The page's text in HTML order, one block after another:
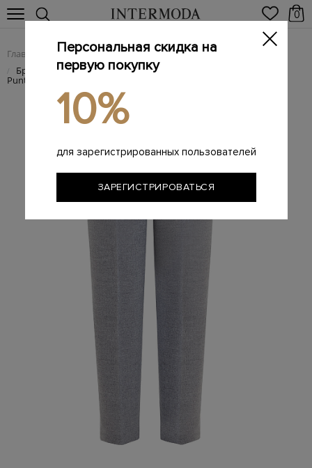
0
Главная Женщинам / Женская одежда / Женские брюки
/ Брюки из костюмной шерсти с ювелирными цепочками
Punto Luce
Персональная скидка на
первую покупку
10%
для зарегистрированных пользователей
ЗАРЕГИСТРИРОВАТЬСЯ